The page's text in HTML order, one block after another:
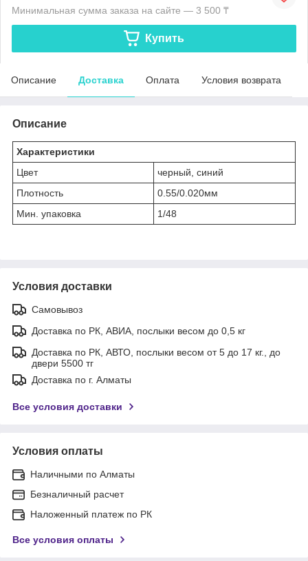
Минимальная сумма заказа на сайте — 3 500 ₸
Купить
Описание Доставка Оплата Условия возврата
Описание
Характеристики
Цвет
черный, синий
Плотность
0.55/0.020мм
Мин. упаковка
1/48
Условия доставки
Самовывоз
Доставка по РК, АВИА, послыки весом до 0,5 кг
Доставка по РК, АВТО, послыки весом от 5 до 17 кг., до
двери 5500 тг
Доставка по г. Алматы
Все условия доставки
Условия оплаты
Наличными по Алматы
Безналичный расчет
Наложенный платеж по РК
Все условия оплаты